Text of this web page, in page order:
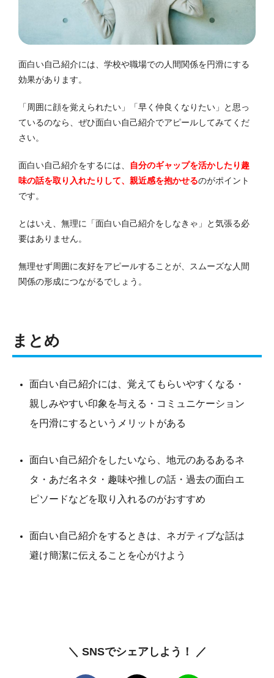
面白い自己紹介には、学校や職場での人間関係を円滑にする
効果があります。
「周囲に顔を覚えられたい」「早く仲良くなりたい」と思っ
ているのなら、ぜひ面白い自己紹介でアピールしてみてくだ
さい。
面白い自己紹介をするには、
自分のギャップを活かしたり趣
味の話を取り入れたりして、親近感を抱かせるのがポイント
です。
とはいえ、無理に「面白い自己紹介をしなきゃ」と気張る必
要はありません。
無理せず周囲に友好をアピールすることが、スムーズな人間
関係の形成につながるでしょう。
まとめ
面白い自己紹介には、覚えてもらいやすくなる・
親しみやすい印象を与える・コミュニケーション
を円滑にするというメリットがある
面白い自己紹介をしたいなら、地元のあるあるネ
タ・あだ名ネタ・趣味や推しの話・過去の面白エ
ピソードなどを取り入れるのがおすすめ
面白い自己紹介をするときは、ネガティブな話は
避け簡潔に伝えることを心がけよう
＼ SNSでシェアしよう！ ／